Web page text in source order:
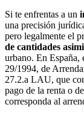
Si te enfrentas a un
una precisión
pero legalmente el
de cantidades
urbano. En España,
29/1994, de
27.2.a LAU, que
pago de la renta o
corresponda al